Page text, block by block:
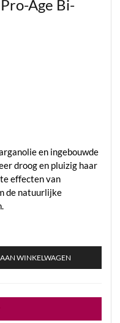
Age Bi-
en ingebouwde
droog en pluizig haar
effecten van
de natuurlijke
WINKELWAGEN